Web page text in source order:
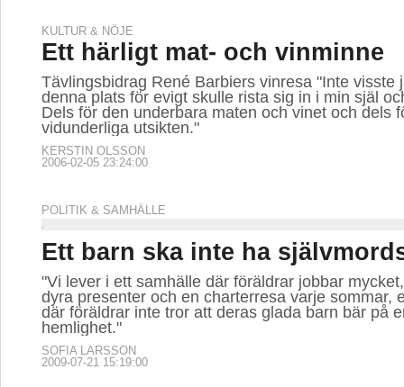
KULTUR & NÖJE
Ett härligt mat- och vinminne
Tävlingsbidrag René Barbiers vinresa "Inte visste
denna plats för evigt skulle rista sig in i min själ
Dels för den underbara maten och vinet och dels
vidunderliga utsikten."
KERSTIN OLSSON
2006-02-05 23:24:00
POLITIK & SAMHÄLLE
Ett barn ska inte ha
"Vi lever i ett samhälle där föräldrar jobbar
dyra presenter och en charterresa varje sommar,
där föräldrar inte tror att deras glada barn bär på
hemlighet."
SOFIA LARSSON
2009-07-21 15:19:00